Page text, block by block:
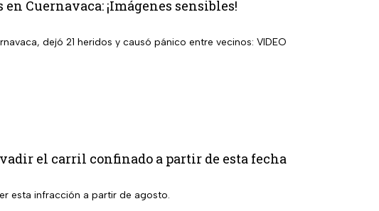
Cuernavaca: ¡Imágenes sensibles!
dejó 21 heridos y causó pánico entre vecinos: VIDEO
el carril confinado a partir de esta fecha
esta infracción a partir de agosto.